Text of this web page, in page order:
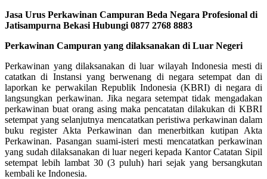
Jasa Urus Perkawinan Campuran Beda Negara Profesional di
Jatisampurna Bekasi Hubungi 0877 2768 8883
Perkawinan Campuran yang dilaksanakan di Luar Negeri
Perkawinan yang dilaksanakan di luar wilayah Indonesia mesti di
catatkan di Instansi yang berwenang di negara setempat dan di
laporkan ke perwakilan Republik Indonesia (KBRI) di negara di
langsungkan perkawinan. Jika negara setempat tidak mengadakan
perkawinan buat orang asing maka pencatatan dilakukan di KBRI
setempat yang selanjutnya mencatatkan peristiwa perkawinan dalam
buku register Akta Perkawinan dan menerbitkan kutipan Akta
Perkawinan. Pasangan suami-isteri mesti mencatatkan perkawinan
yang sudah dilaksanakan di luar negeri kepada Kantor Catatan Sipil
setempat lebih lambat 30 (3 puluh) hari sejak yang bersangkutan
kembali ke Indonesia.